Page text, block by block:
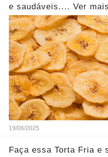
e saudáveis.... Ver mais
19/06/2025
Faça essa Torta Fria e